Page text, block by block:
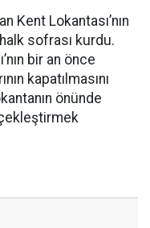
Kent Lokantası’nın
sofrası kurdu.
bir an önce
kapatılmasını
önünde